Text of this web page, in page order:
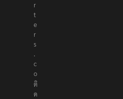
r
t
e
r
s
.
c
o
ติ
ด